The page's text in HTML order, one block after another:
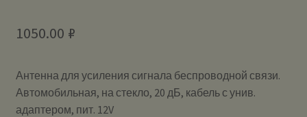
1050.00 ₽
Антенна для усиления сигнала беспроводной связи.
Автомобильная, на стекло, 20 дБ, кабель с унив.
адаптером, пит. 12V